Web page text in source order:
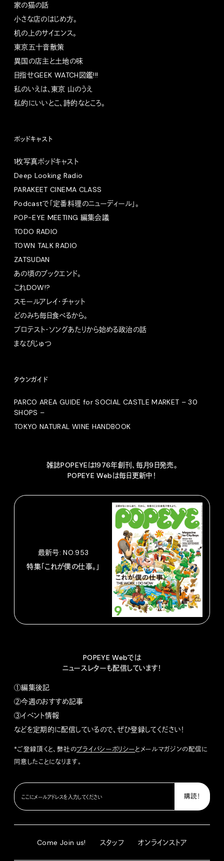
家の猫の話
小さな店のはじめ方。
机の上のサイエンス。
東京五十音散策
異国の店主と土地の味
目指せGEEK WATCH図鑑!!!
私のいえは、東京 山のうえ
私的にいいとこ、詩的なところ。
ポッドキャスト
1枚写真ポッドキャスト
Deep Looking Radio
PARAKEET CINEMA CLASS
Podcastで「定番料理のニューディール」。
POP-EYE MEETING 編集会議
TODO RADIO
TOWN TALK RADIO
ZATSUDAN
あの頃のブックエンド。
これDOW!?
スモールアレイ・チャット
どのみち毎日食べるから。
プロテスト・ソングあたりから始める政治の話
まなびじゅつ
タウンガイド
PARCO AREA GUIDE for SOCIAL CASTLE MARKET – 30
SHOPS –
TOKYO NATURAL WINE HANDBOOK
雑誌POPEYEは1976年創刊、毎月9日発売。
POPEYE Webは毎日更新中！
最新号: NO.953
特集「これが僕の仕事。」
POPEYE Webでは
ニュースレターも配信しています！
①編集後記
②今週のおすすめ記事
③イベント情報
などを定期的に配信しているので、ぜひ登録してください！
*ご登録頂くと、弊社のプライバシーポリシーとメールマガジンの配信に
同意したことになります。
Come Join us! スタッフ オンラインストア